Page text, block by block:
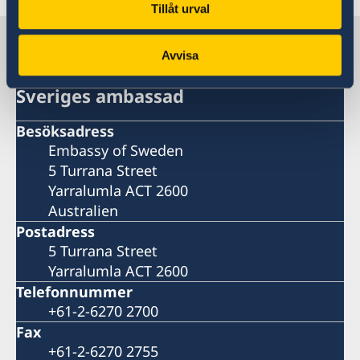
Tillåt urval
Avvisa
Sverige i Australien
Sveriges ambassad
Besöksadress
Embassy of Sweden
5 Turrana Street
Yarralumla ACT 2600
Australien
Postadress
5 Turrana Street
Yarralumla ACT 2600
Telefonnummer
+61-2-6270 2700
Fax
+61-2-6270 2755